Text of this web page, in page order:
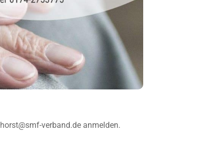
verband.de anmelden.